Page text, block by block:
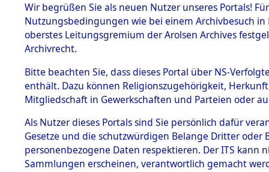
BESTÄNDE
1.
mente
5. Verschiedenes
5.3
Todesmärsche
→0229
Wir begrüßen Sie als neuen Nutzer unseres Portals!
Nutzungsbedingungen wie bei einem Archivbesuch
oberstes Leitungsgremium der Arolsen Archives
Archivrecht.
Bitte beachten Sie, dass dieses Portal über NS-
enthält. Dazu können Religionszugehörigkeit,
Mitgliedschaft in Gewerkschaften und Parteien oder
Als Nutzer dieses Portals sind Sie persönlich dafür
Gesetze und die schutzwürdigen Belange Dritter
personenbezogene Daten respektieren. Der ITS
Sammlungen erscheinen, verantwortlich gemacht